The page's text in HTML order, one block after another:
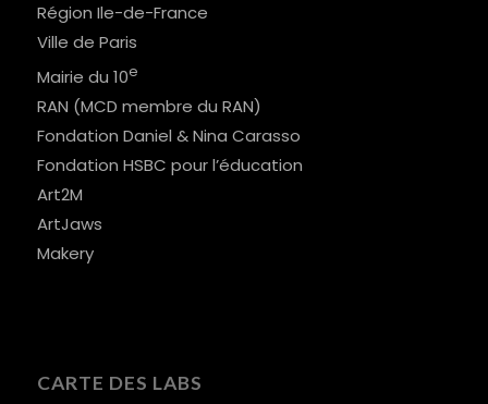
Région Ile-de-France
Ville de Paris
Mairie du 10e
RAN (MCD membre du RAN)
Fondation Daniel & Nina Carasso
Fondation HSBC pour l’éducation
Art2M
ArtJaws
Makery
CARTE DES LABS